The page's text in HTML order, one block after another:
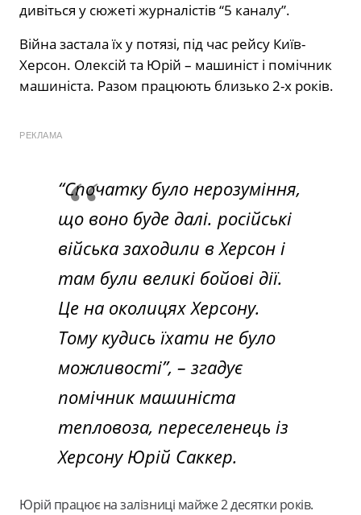
дивіться у сюжеті журналістів “5 каналу”.
Війна застала їх у потязі, під час рейсу Київ-
Херсон. Олексій та Юрій – машиніст і помічник
машиніста. Разом працюють близько 2-х років.
РЕКЛАМА
“Спочатку було нерозуміння,
що воно буде далі. російські
війська заходили в Херсон і
там були великі бойові дії.
Це на околицях Херсону.
Тому кудись їхати не було
можливості”, – згадує
помічник машиніста
тепловоза, переселенець із
Херсону Юрій Саккер.
Юрій працює на залізниці майже 2 десятки років.